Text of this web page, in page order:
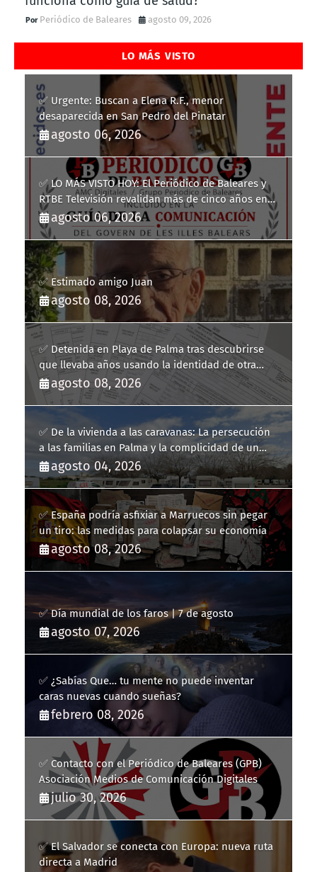
Periódico de Baleares agosto 09, 2026
LO MÁS VISTO
✅ Urgente: Buscan a Elena R.F., menor
desaparecida en San Pedro del Pinatar
agosto 06, 2026
✅ LO MÁS VISTO HOY: El Periódico de Baleares y
RTBE Televisión revalidan más de cinco años en
la Guía de la Comunicación del Govern de les Illes
Balears
agosto 06, 2026
✅ Estimado amigo Juan
agosto 08, 2026
✅ Detenida en Playa de Palma tras descubrirse
que llevaba años usando la identidad de otra
persona
agosto 08, 2026
✅ De la vivienda a las caravanas: La persecución
a las familias en Palma y la complicidad de un
fracaso heredado
agosto 04, 2026
✅ España podría asfixiar a Marruecos sin pegar
un tiro: las medidas para colapsar su economía
agosto 08, 2026
✅ Día mundial de los faros | 7 de agosto
agosto 07, 2026
✅ ¿Sabías Que… tu mente no puede inventar
caras nuevas cuando sueñas?
febrero 08, 2026
✅ Contacto con el Periódico de Baleares (GPB)
Asociación Medios de Comunicación Digitales
julio 30, 2026
✅ El Salvador se conecta con Europa: nueva ruta
directa a Madrid